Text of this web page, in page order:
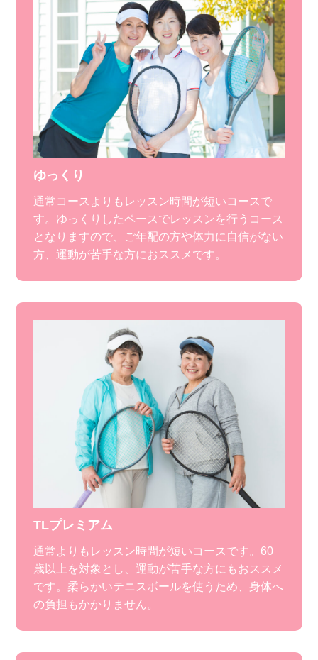
ゆっくり
通常コースよりもレッスン時間が短いコースで
す。ゆっくりしたペースでレッスンを行うコース
となりますので、ご年配の方や体力に自信がない
方、運動が苦手な方におススメです。
TLプレミアム
通常よりもレッスン時間が短いコースです。60
歳以上を対象とし、運動が苦手な方にもおススメ
です。柔らかいテニスボールを使うため、身体へ
の負担もかかりません。